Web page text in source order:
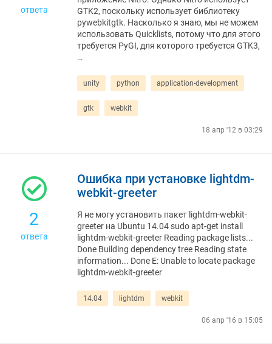
ответа
GTK2, поскольку использует библиотеку
pywebkitgtk. Насколько я знаю, мы не можем
использовать Quicklists, потому что для этого
требуется PyGI, для которого требуется GTK3,
…
unity python application-development
gtk webkit
18 апр '12 в 03:29
2
ответа
Ошибка при установке lightdm-
webkit-greeter
Я не могу установить пакет lightdm-webkit-
greeter на Ubuntu 14.04 sudo apt-get install
lightdm-webkit-greeter Reading package lists...
Done Building dependency tree Reading state
information... Done E: Unable to locate package
lightdm-webkit-greeter
14.04 lightdm webkit
06 апр '16 в 15:05